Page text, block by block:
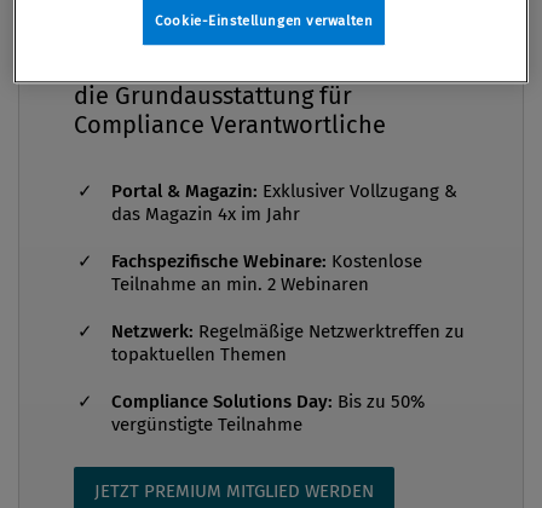
Kartellbehörden ziehen die beauftragten
Rechtsanwälte des Unternehmens Bilanz über die
Computerfestplatten, zehn Datenbänder und
verschiedene E-Mailboxen vom E-Mailserver
wurden von den Behörden beschlagnahmt. Der
Inhalt der Aktenordner könnte mit herkömmlichen
Mitteln rasch gelesen werden. Meist besteht jedoch
hoher Zeitdruck und die zu analysierenden
elektronischen Datenmengen sind enorm. Darüber
Compliance Praxis Premium
die Grundausstattung für
Compliance Verantwortliche
Portal & Magazin: Exklusiver Vollzugang &
das Magazin 4x im Jahr
Fachspezifische Webinare: Kostenlose
Teilnahme an min. 2 Webinaren
Netzwerk: Regelmäßige Netzwerktreffen zu
topaktuellen Themen
Compliance Solutions Day: Bis zu 50%
vergünstigte Teilnahme
JETZT PREMIUM MITGLIED WERDEN
Cookie-Einstellungen verwalten